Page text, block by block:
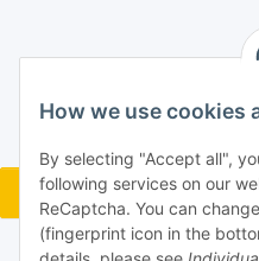
How we use cookies
By selecting "Accept all",
following services on our
ReCaptcha. You can
(fingerprint icon in the
Widerrufsbutton